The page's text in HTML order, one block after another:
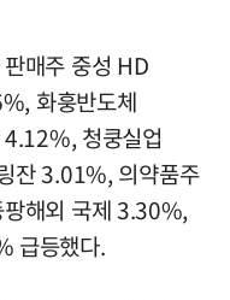
매주 중성 HD
화훙반도체
청쿵실업
잔 3.01%, 의약품주
해외 국제 3.30%,
급등했다.